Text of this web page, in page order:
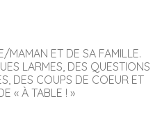
MAMAN ET DE SA FAMILLE.
LARMES, DES QUESTIONS
DES COUPS DE COEUR ET
« À TABLE ! »